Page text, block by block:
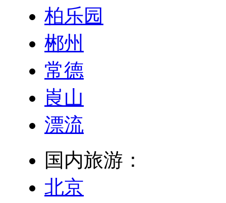
柏乐园
郴州
常德
崀山
漂流
国内旅游：
北京